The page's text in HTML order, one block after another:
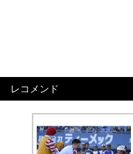
レコメンド